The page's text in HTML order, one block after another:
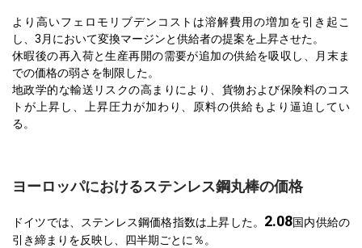
より高いフェロモリブデンコストは溶解費用の増加を引き起こ
し、3月において変換マージンと供給者の提案を上昇させた。
休暇後の再入荷と生産再開の需要が追加の供給を吸収し、月末ま
での価格の弱さを制限した。
地政学的な輸送リスクの高まりにより、貨物および保険料のコス
トが上昇し、上昇圧力が加わり、原料の供給もより逼迫してい
る。
ヨーロッパにおけるステンレス鋼丸棒の価格
ドイツでは、ステンレス鋼価格指数は上昇した。 2.08国内供給の
引き締まりを反映し、四半期ごとに％。